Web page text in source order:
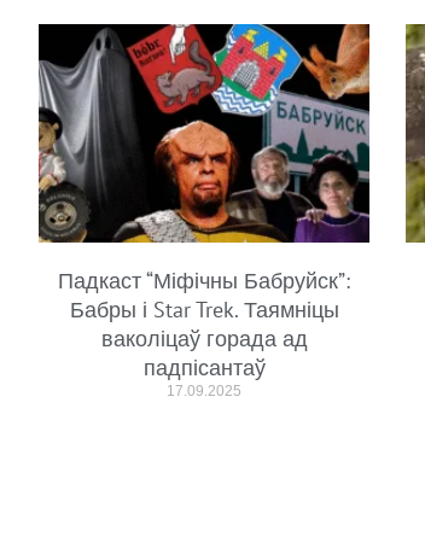
Падкаст “Міфічны Бабруйск”:
Бабры і Star Trek. Таямніцы
ваколіцаў горада ад
падпісантаў
17.09.2025